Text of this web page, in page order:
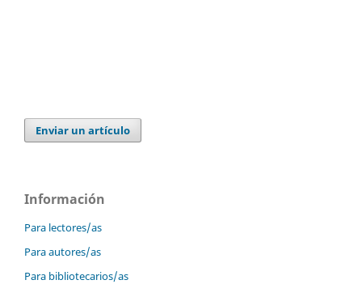
Enviar un artículo
Información
Para lectores/as
Para autores/as
Para bibliotecarios/as